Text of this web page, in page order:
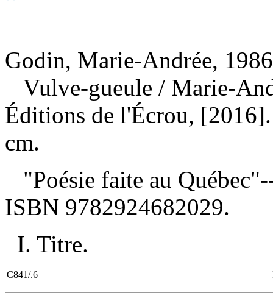
Godin, Marie-Andrée,
Vulve-gueule / Marie-
Éditions de l'Écrou,
cm.
"Poésie faite au
ISBN 9782924682029.
I. Titre.
C841/.6